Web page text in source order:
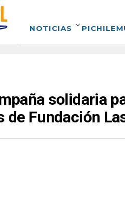
NOTICIAS
solidaria
de Fundación